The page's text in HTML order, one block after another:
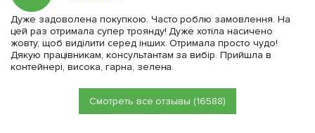
Дуже задоволена покупкою. Часто роблю замовлення. На
цей раз отримала супер троянду! Дуже хотіла насичено
жовту, щоб виділити серед інших. Отримала просто чудо!
Дякую працівникам, консультантам за вибір. Прийшла в
контейнері, висока, гарна, зелена.
Смотреть все отзывы (16588)